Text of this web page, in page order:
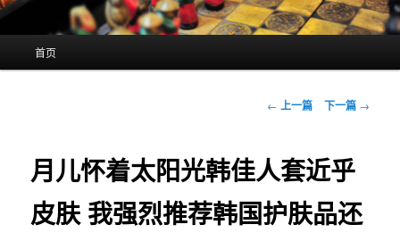
首页
文
航
← 上一篇 下一篇 →
月儿怀着太阳光韩佳人套近乎
皮肤 我强烈推荐韩国护肤品还